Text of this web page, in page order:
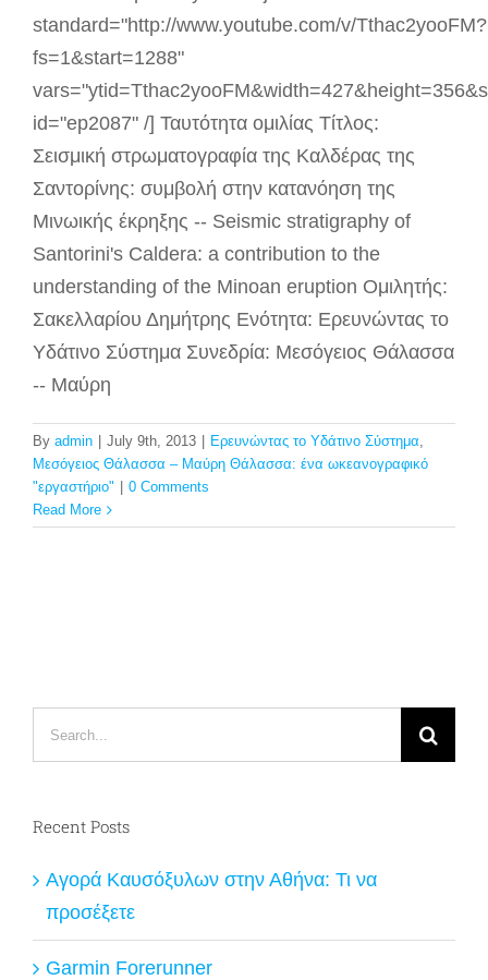
standard="http://www.youtube.com/v/Tthac2yooFM?
fs=1&start=1288"
id="ep2087" /] Ταυτότητα ομιλίας Τίτλος:
Σεισμική στρωματογραφία της Καλδέρας της
Σαντορίνης: συμβολή στην κατανόηση της
Μινωικής έκρηξης -- Seismic stratigraphy of
Santorini's Caldera: a contribution to the
understanding of the Minoan eruption Ομιλητής:
Σακελλαρίου Δημήτρης Ενότητα: Ερευνώντας το
Υδάτινο Σύστημα Συνεδρία: Μεσόγειος Θάλασσα
-- Μαύρη
By admin July 9th, 2013 Ερευνώντας το Υδάτινο Σύστημα,
Μεσόγειος Θάλασσα – Μαύρη Θάλασσα: ένα ωκεανογραφικό
"εργαστήριο"
0 Comments
Read More
for:
Recent Posts
Αγορά Καυσόξυλων στην Αθήνα: Τι να
προσέξετε
Garmin Forerunner